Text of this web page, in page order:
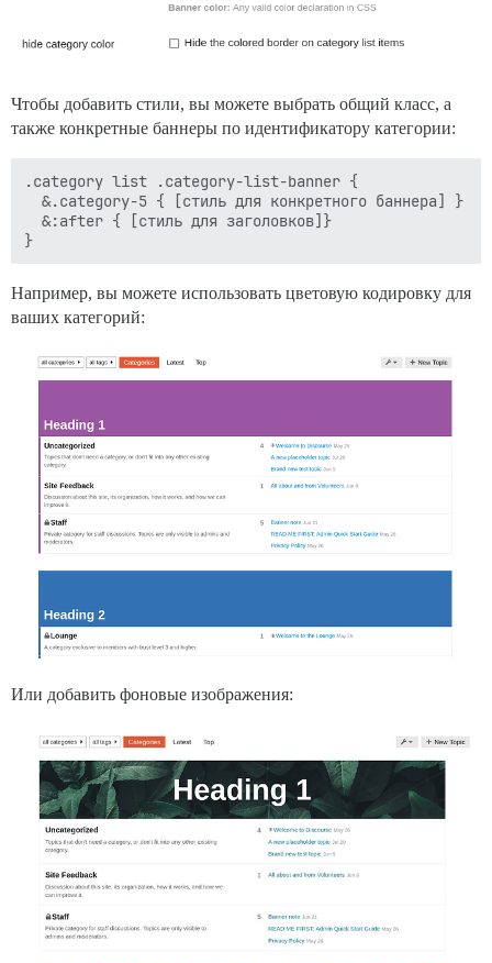
Чтобы добавить стили, вы можете выбрать общий класс, а
также конкретные баннеры по идентификатору категории:
.category list .category-list-banner {
  &.category-5 { [стиль для конкретного баннера] }
  &:after { [стиль для заголовков]}
Например, вы можете использовать цветовую кодировку для
ваших категорий:
Или добавить фоновые изображения: